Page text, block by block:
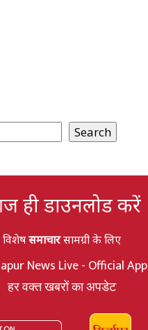
Search
ही डाउनलोड करें
विशेषसमाचारसामग्री के लिए
News Live - Official App
हर वक्त खबरों का अपडेट